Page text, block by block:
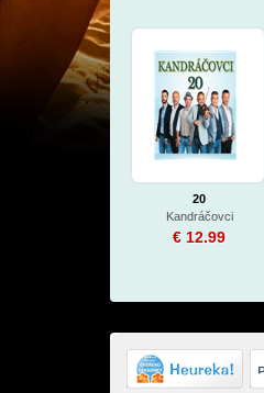
20
Kandráčovci
€ 12.99